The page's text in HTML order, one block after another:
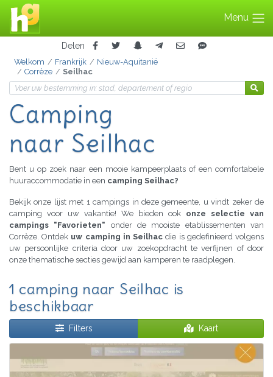
Menu
Delen
Welkom Frankrijk
Nieuw-Aquitanië
Corrèze
Seilhac
Camping
naar Seilhac
Bent u op zoek naar een mooie kampeerplaats of een comfortabele
huuraccommodatie in een camping Seilhac?
Bekijk onze lijst met 1 campings in deze gemeente, u vindt zeker de
camping voor uw vakantie! We bieden ook onze selectie van
campings "Favorieten" onder de mooiste etablissementen van
Corrèze. Ontdek uw camping in Seilhac die is gedefinieerd volgens
uw persoonlijke criteria door uw zoekopdracht te verfijnen of door
onze thematische secties gewijd aan kamperen te raadplegen.
1 camping naar Seilhac is
beschikbaar
Filters Kaart